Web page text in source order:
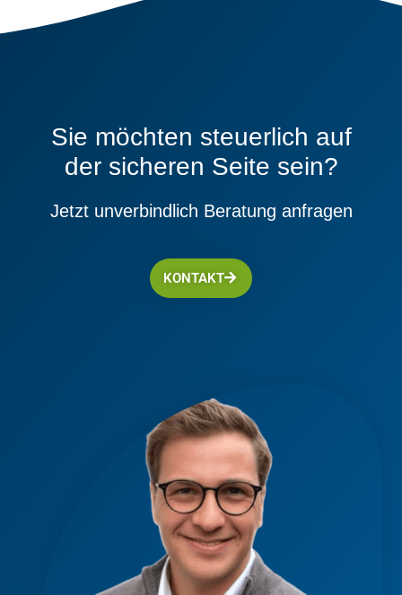
Sie möchten steuerlich auf
der sicheren Seite sein?
Jetzt unverbindlich Beratung anfragen
KONTAKT